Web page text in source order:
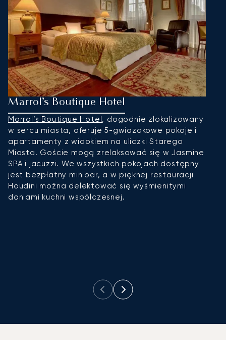
Marrol’s Boutique Hotel
Marrol’s Boutique Hotel, dogodnie zlokalizowany
w sercu miasta, oferuje 5-gwiazdkowe pokoje i
apartamenty z widokiem na uliczki Starego
Miasta. Goście mogą zrelaksować się w Jasmine
SPA i jacuzzi. We wszystkich pokojach dostępny
jest bezpłatny minibar, a w pięknej restauracji
Houdini można delektować się wyśmienitymi
daniami kuchni współczesnej.